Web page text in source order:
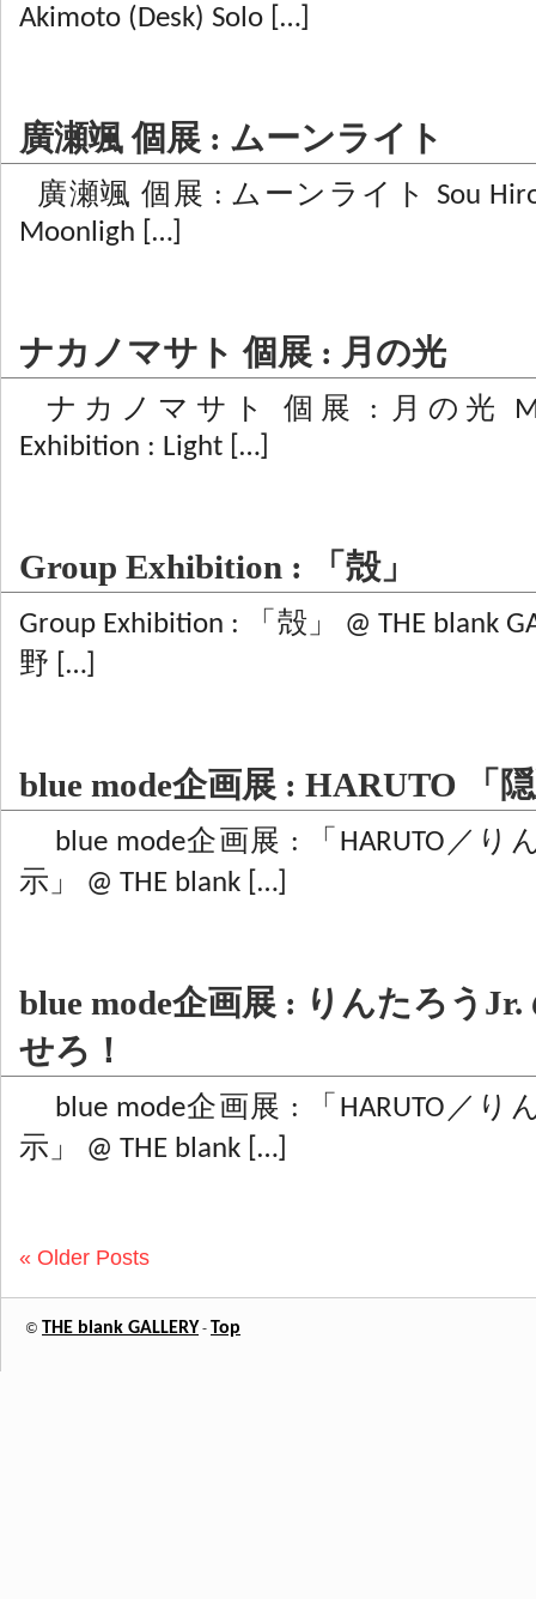
Akimoto (Desk) Solo […]
廣瀬颯 個展 : ムーンライト
廣瀬颯 個展 : ムーンライト Sou
Moonligh […]
ナカノマサト 個展 : 月の光
ナカノマサト 個展 : 月の光
Exhibition : Light […]
Group Exhibition : 「殻」
Group Exhibition : 「殻」 @ THE blank
野 […]
blue mode企画展 : HARUTO 「
blue mode企画展 : 「HARUTO／り
示」 @ THE blank […]
blue mode企画展 : りんたろう
せろ！
blue mode企画展 : 「HARUTO／り
示」 @ THE blank […]
« Older Posts
© THE blank GALLERY - Top